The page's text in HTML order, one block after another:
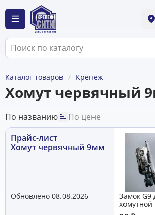
Каталог товаров Крепеж
Хомут червячный
По названию
По цене
Прайс-лист
Хомут червячный 9мм
Обновлено 08.08.2026
Замок G9
хомутной